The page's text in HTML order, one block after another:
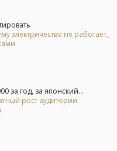
электричество не работает,
за год, за японский...
рост аудитории